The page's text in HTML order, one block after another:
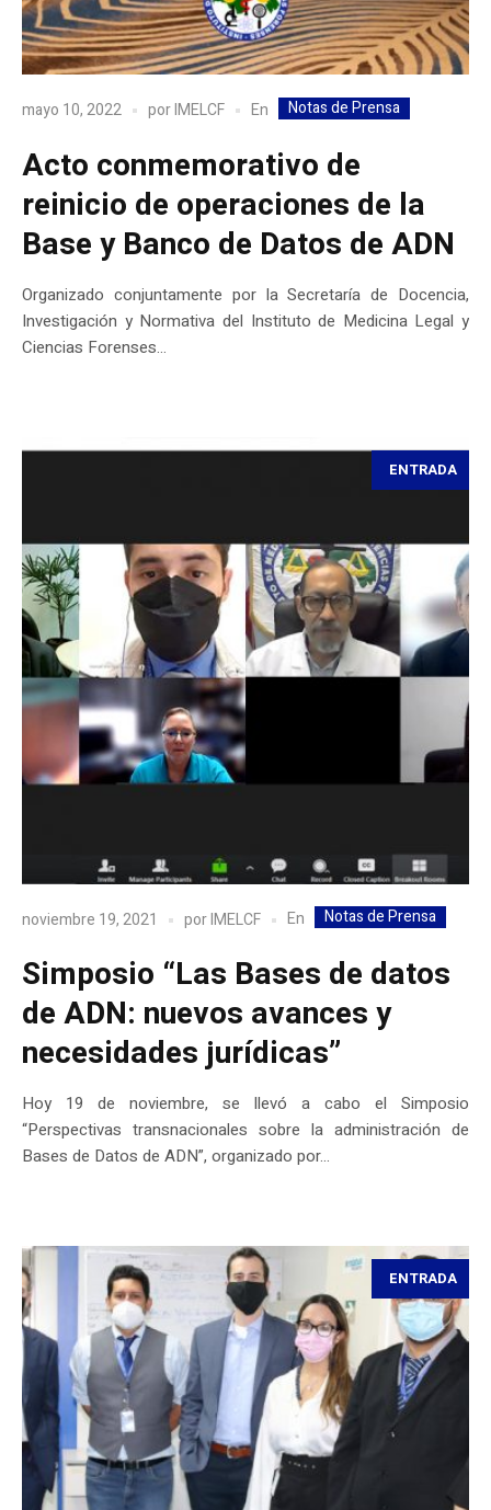
mayo 10, 2022 porIMELCF En Notas de Prensa
Acto conmemorativo de
reinicio de operaciones de la
Base y Banco de Datos de ADN
Organizado conjuntamente por la Secretaría de Docencia,
Investigación y Normativa del Instituto de Medicina Legal y
Ciencias Forenses...
ENTRADA
noviembre 19, 2021 porIMELCF En Notas de Prensa
Simposio “Las Bases de datos
de ADN: nuevos avances y
necesidades jurídicas”
Hoy 19 de noviembre, se llevó a cabo el Simposio
“Perspectivas transnacionales sobre la administración de
Bases de Datos de ADN”, organizado por...
ENTRADA